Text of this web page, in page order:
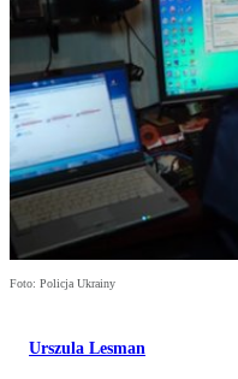
Foto: Policja Ukrainy
Urszula Lesman